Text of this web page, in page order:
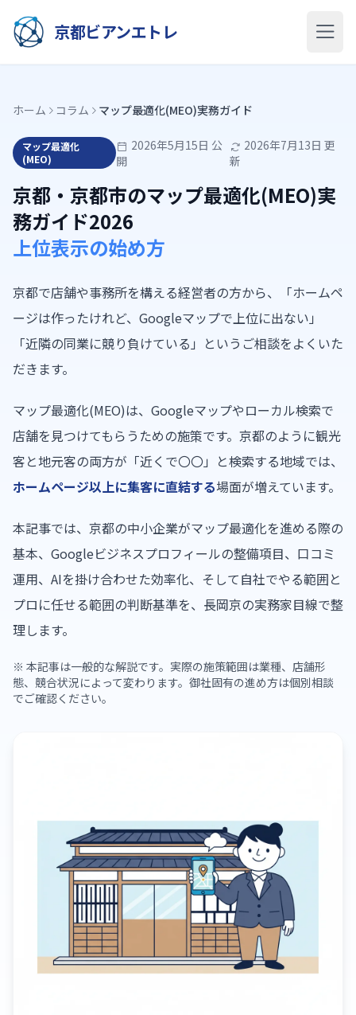
京都ビアンエトレ
ホーム コラム マップ最適化(MEO)実務ガイド
マップ最適化
(MEO)
2026年5月15日 公
開
2026年7月13日 更
新
京都・京都市のマップ最適化(MEO)実
務ガイド2026
上位表示の始め方
京都で店舗や事務所を構える経営者の方から、「ホームペ
ージは作ったけれど、Googleマップで上位に出ない」
「近隣の同業に競り負けている」というご相談をよくいた
だきます。
マップ最適化(MEO)は、Googleマップやローカル検索で
店舗を見つけてもらうための施策です。京都のように観光
客と地元客の両方が「近くで〇〇」と検索する地域では、
ホームページ以上に集客に直結する場面が増えています。
本記事では、京都の中小企業がマップ最適化を進める際の
基本、Googleビジネスプロフィールの整備項目、口コミ
運用、AIを掛け合わせた効率化、そして自社でやる範囲と
プロに任せる範囲の判断基準を、長岡京の実務家目線で整
理します。
※ 本記事は一般的な解説です。実際の施策範囲は業種、店舗形
態、競合状況によって変わります。御社固有の進め方は個別相談
でご確認ください。